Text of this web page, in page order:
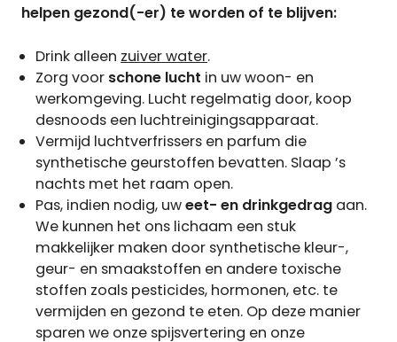
helpen gezond(-er) te worden of te blijven:
Drink alleen zuiver water.
Zorg voorschone lucht in uw woon- en
werkomgeving. Lucht regelmatig door, koop
desnoods een luchtreinigingsapparaat.
Vermijd luchtverfrissers en parfum die
synthetische geurstoffen bevatten. Slaap ’s
nachts met het raam open.
Pas, indien nodig, uweet- en drinkgedrag aan.
We kunnen het ons lichaam een stuk
makkelijker maken door synthetische kleur-,
geur- en smaakstoffen en andere toxische
stoffen zoals pesticides, hormonen, etc. te
vermijden en gezond te eten. Op deze manier
sparen we onze spijsvertering en onze